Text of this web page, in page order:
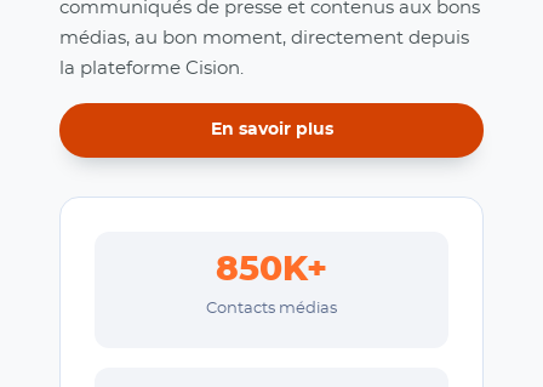
850K+
Contacts médias
communiqués de presse et contenus aux bons
médias, au bon moment, directement depuis
la plateforme Cision.
En savoir plus